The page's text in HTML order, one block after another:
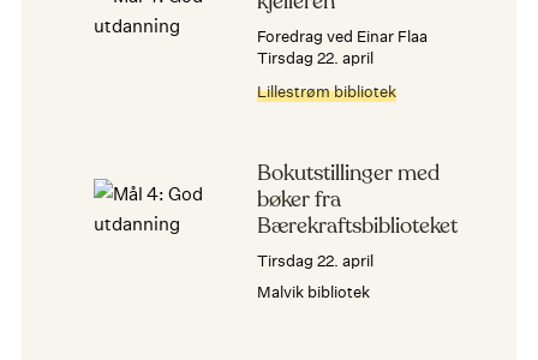
Foredrag ved Einar Flaa
tirsdag 22. april
Lillestrøm bibliotek
Bokutstillinger med
bøker fra
Bærekraftsbiblioteket
tirsdag 22. april
Malvik bibliotek